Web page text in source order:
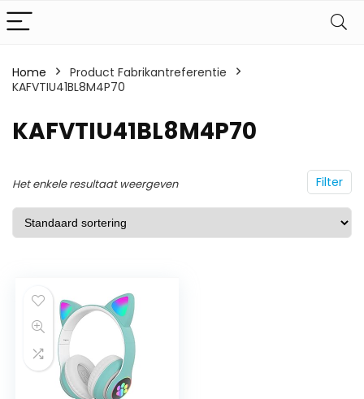
Home
Product Fabrikantreferentie
KAFVTIU41BL8M4P70
KAFVTIU41BL8M4P70
Filter
Het enkele resultaat weergeven